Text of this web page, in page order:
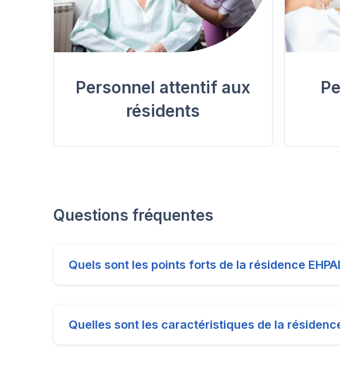
Personnel attentif aux
résidents
Questions fréquentes
Quels sont les points forts de la résidence
Quelles sont les caractéristiques de la